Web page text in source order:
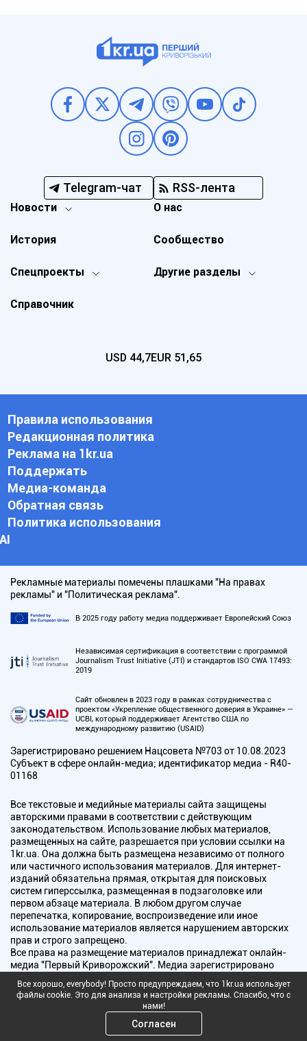
Telegram-чат RSS-лента
Новости
Спецпроекты Другие разделы
История
О нас
Справочник
Сообщество
USD 44,7EUR 51,65
Правила использования
Редакционная политика
Реклама на 1kr.ua
Поддержать
Медиа-команда
Обратная связь
Политика использования
АI
Рекламные материалы помечены плашками "На правах
рекламы" и "Политическая реклама".
В 2025 году работу медиа поддерживает Европейский Союз
Независимая сертификация в соответствии с программой
Journalism Trust Initiative (JTI) и стандартов ISO CWA 17493:
2019
Сайт обновлен в 2023 году в рамках сотрудничества с
проектом «Укрепление общественного доверия в Украине» —
UCBI, который поддерживает Агентство США по
международному развитию (USAID)
Зарегистрировано решением Нацсовета №703 от 10.08.2023
Субъект в сфере онлайн-медиа; идентификатор медиа - R40-
01168
Все текстовые и медийные материалы сайта защищены
авторскими правами в соответствии с действующим
законодательством. Использование любых материалов,
размещенных на сайте, разрешается при условии ссылки на
1kr.ua. Она должна быть размещена независимо от полного
или частичного использования материалов. Для интернет-
изданий обязательна прямая, открытая для поисковых
систем гиперссылка, размещенная в подзаголовке или
первом абзаце материала. В любом другом случае
перепечатка, копирование, воспроизведение или иное
использование материалов является нарушением авторских
прав и строго запрещено.
Все права на размещение материалов принадлежат онлайн-
медиа "Первый Криворожский". Медиа зарегистрировано
радиовещания.
Copyright © 2010 - 2026 Все права защищены
Все хорошо, everybody! Просто предупреждаем, что 1kr.ua использует
файлы cookie. Это для анализа и настройки рекламы. Спасибо, что с
нами!
Согласен